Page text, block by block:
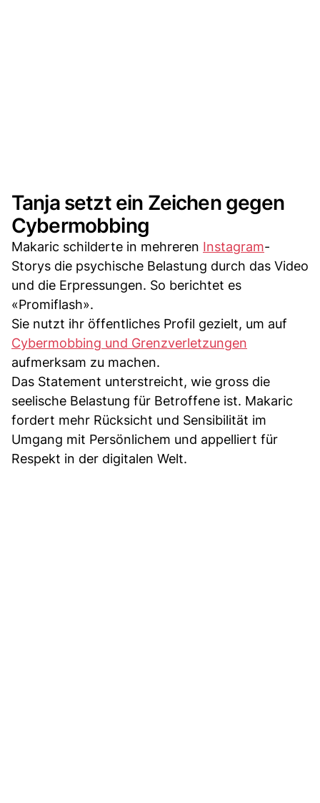
Tanja setzt ein Zeichen gegen
Cybermobbing
Makaric schilderte in mehreren Instagram-
Storys die psychische Belastung durch das Video
und die Erpressungen. So berichtet es
«Promiflash».
Sie nutzt ihr öffentliches Profil gezielt, um auf
Cybermobbing und Grenzverletzungen
aufmerksam zu machen.
Das Statement unterstreicht, wie gross die
seelische Belastung für Betroffene ist. Makaric
fordert mehr Rücksicht und Sensibilität im
Umgang mit Persönlichem und appelliert für
Respekt in der digitalen Welt.